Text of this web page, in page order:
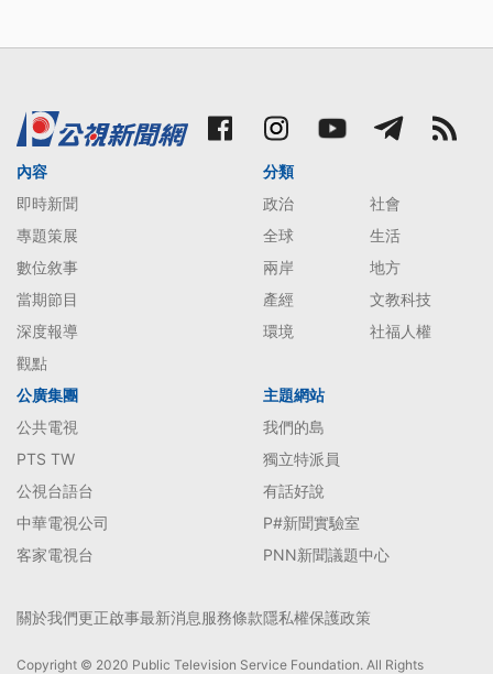
內容
即時新聞
專題策展
數位敘事
當期節目
深度報導
觀點
分類
政治
社會
全球
生活
兩岸
地方
產經
文教科技
環境
社福人權
公廣集團
公共電視
PTS TW
公視台語台
中華電視公司
客家電視台
主題網站
我們的島
獨立特派員
有話好說
P#新聞實驗室
PNN新聞議題中心
關於我們更正啟事最新消息服務條款隱私權保護政策
Copyright © 2020 Public Television Service Foundation. All Rights